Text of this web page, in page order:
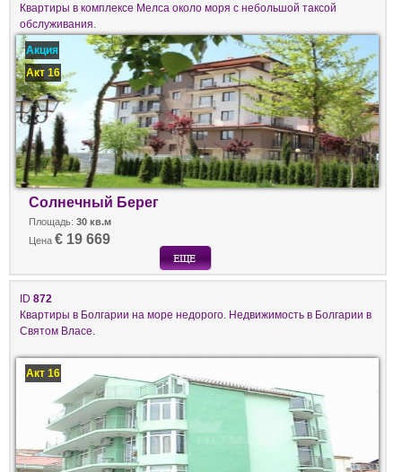
Квартиры в комплексе Мелса около моря с небольшой таксой
обслуживания.
Акция
Акт 16
Солнечный Берег
Площадь: 30 кв.м
Цена € 19 669
ID 872
Квартиры в Болгарии на море недорого. Недвижимость в Болгарии в
Святом Власе.
Акт 16